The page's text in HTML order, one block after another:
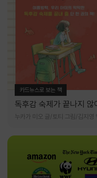
카드뉴스로 보는 책
독후감 숙제가 끝나지 않
누카가 미오 글/토티 그림/김지영